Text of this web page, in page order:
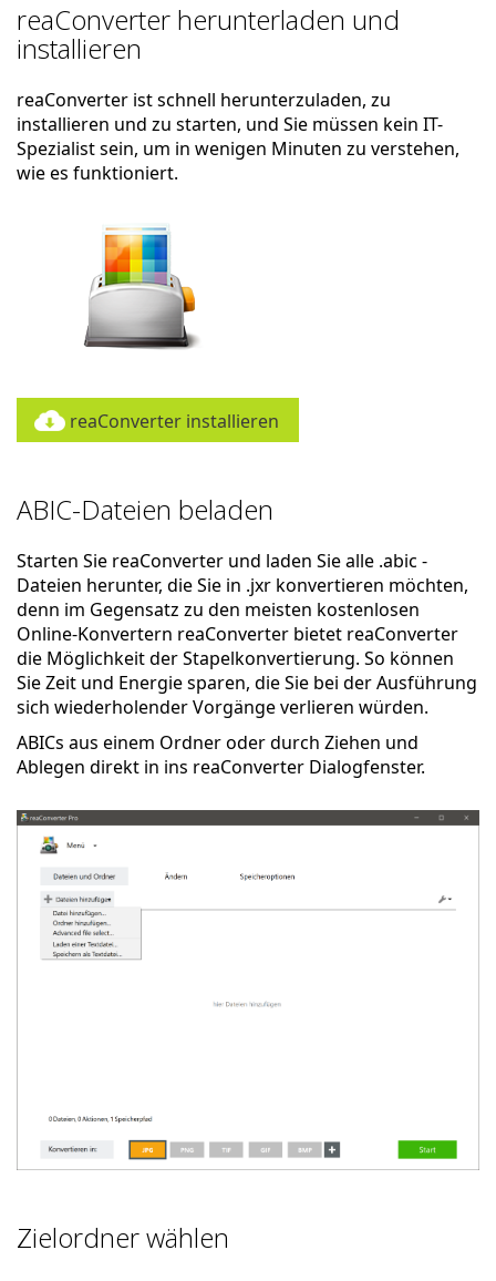
reaConverter herunterladen und
installieren
reaConverter ist schnell herunterzuladen, zu
installieren und zu starten, und Sie müssen kein IT-
Spezialist sein, um in wenigen Minuten zu verstehen,
wie es funktioniert.
reaConverter installieren
ABIC-Dateien beladen
Starten Sie reaConverter und laden Sie alle .abic -
Dateien herunter, die Sie in .jxr konvertieren möchten,
denn im Gegensatz zu den meisten kostenlosen
Online-Konvertern reaConverter bietet reaConverter
die Möglichkeit der Stapelkonvertierung. So können
Sie Zeit und Energie sparen, die Sie bei der Ausführung
sich wiederholender Vorgänge verlieren würden.
ABICs aus einem Ordner oder durch Ziehen und
Ablegen direkt in ins reaConverter Dialogfenster.
Zielordner wählen